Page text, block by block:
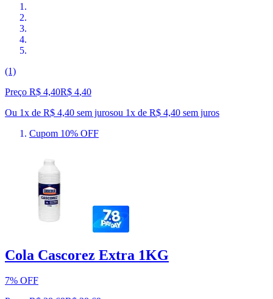
(1)
Preço R$ 4,40R$ 4,40
Ou 1x de R$ 4,40 sem jurosou 1x de R$ 4,40 sem juros
Cupom 10% OFF
Cola Cascorez Extra 1KG
7% OFF